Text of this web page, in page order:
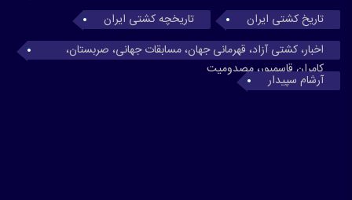
تاریخ کشتی ایران
تاریخچه کشتی ایران
اخبار، کشتی آزاد، قهرمانی جهان، مسابقات جهانی، صربستان،
کامران قاسمپور، مصدومیت
آرشام سپیدار